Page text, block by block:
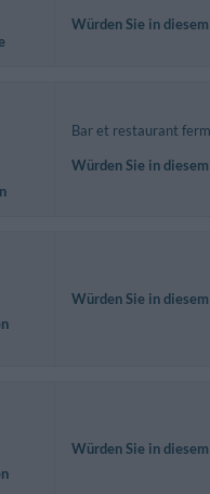
Würden Sie in
Bar et restaurant
Würden Sie in
Würden Sie in
Würden Sie in